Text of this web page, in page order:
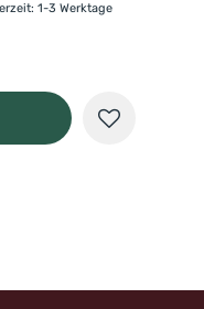
1-3 Werktage